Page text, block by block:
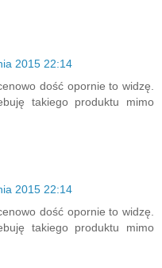
2015 22:14
dość opornie to widzę.
takiego produktu mimo
2015 22:14
dość opornie to widzę.
takiego produktu mimo